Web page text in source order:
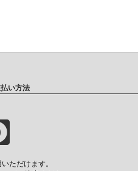
い方法
ただけます。